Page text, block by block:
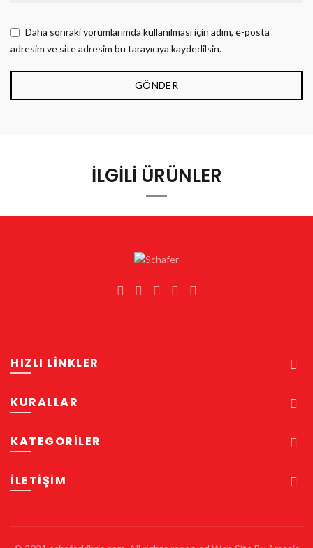
Daha sonraki yorumlarımda kullanılması için adım, e-posta
adresim ve site adresim bu tarayıcıya kaydedilsin.
İLGILI ÜRÜNLER
HIZLI LİNKLER
KURALLAR
KATEGORİLER
İLETIŞIM